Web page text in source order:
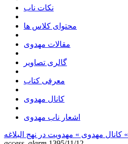
نکات ناب
محتوای کلاس ها
مقالات مهدوی
گالری تصاویر
معرفی کتاب
کانال مهدوی
اشعار ناب مهدوی
» کانال مهدوی » مهدویت در نهج البلاغه